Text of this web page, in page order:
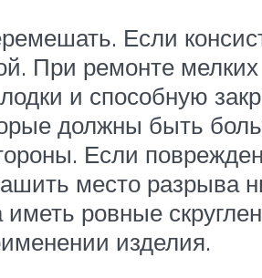
Если
При ремонте
и способную
должны быть
Если
место разрыва
ровные
изделия.